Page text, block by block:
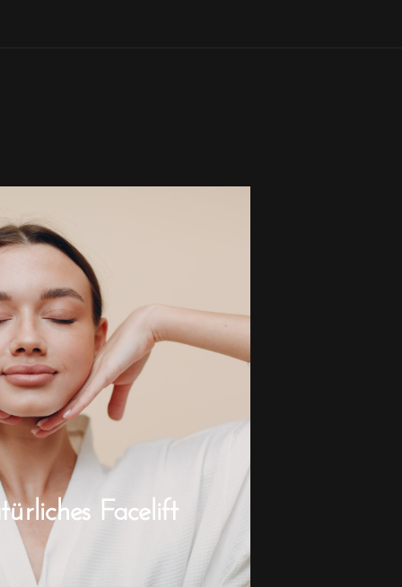
Facelift